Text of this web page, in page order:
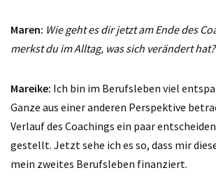
Maren: Wie geht es dir jetzt am Ende des
merkst du im Alltag, was sich verändert hat?
Mareike: Ich bin im Berufsleben viel
Ganze aus einer anderen Perspektive
Verlauf des Coachings ein paar
gestellt. Jetzt sehe ich es so, dass mir
mein zweites Berufsleben finanziert.